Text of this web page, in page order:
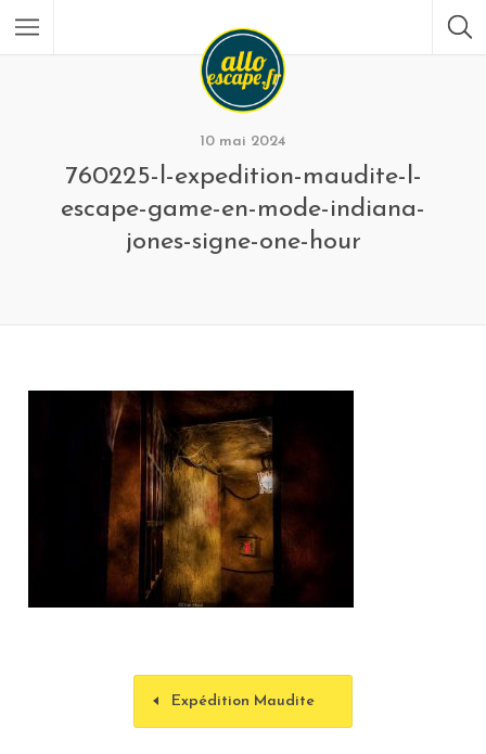
10 mai 2024
760225-l-expedition-maudite-l-
escape-game-en-mode-indiana-
jones-signe-one-hour
Expédition Maudite